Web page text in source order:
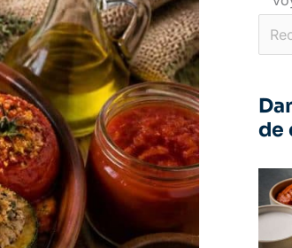
de